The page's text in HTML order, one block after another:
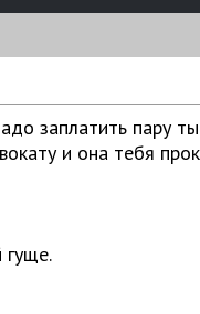
заплатить пару
и она тебя
гуще.